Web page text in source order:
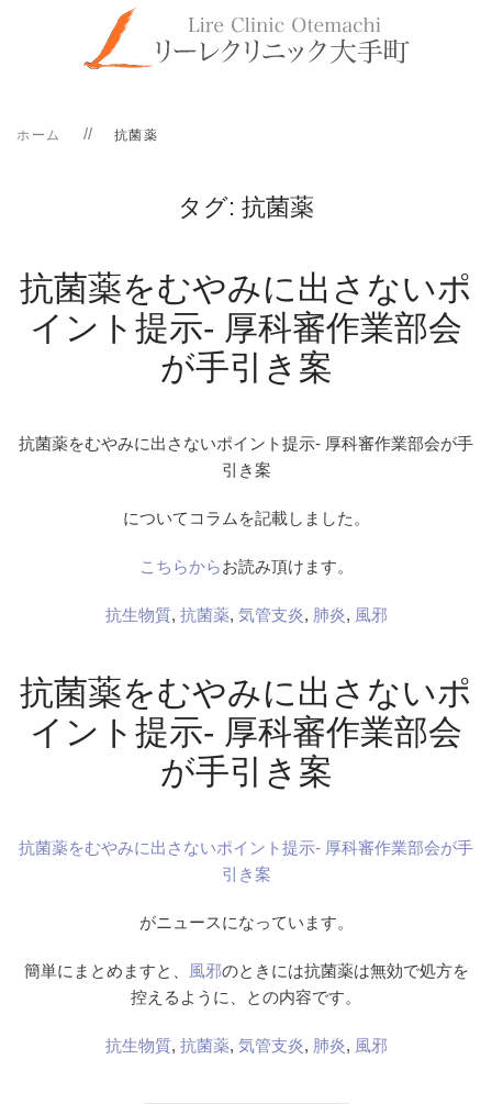
ホーム 抗菌薬
タグ: 抗菌薬
抗菌薬をむやみに出さないポ
イント提示- 厚科審作業部会
が手引き案
抗菌薬をむやみに出さないポイント提示- 厚科審作業部会が手
引き案
についてコラムを記載しました。
こちらからお読み頂けます。
抗生物質, 抗菌薬, 気管支炎, 肺炎, 風邪
抗菌薬をむやみに出さないポ
イント提示- 厚科審作業部会
が手引き案
抗菌薬をむやみに出さないポイント提示- 厚科審作業部会が手
引き案
がニュースになっています。
簡単にまとめますと、 風邪のときには抗菌薬は無効で処方を
控えるように、との内容です。
抗生物質, 抗菌薬, 気管支炎, 肺炎, 風邪